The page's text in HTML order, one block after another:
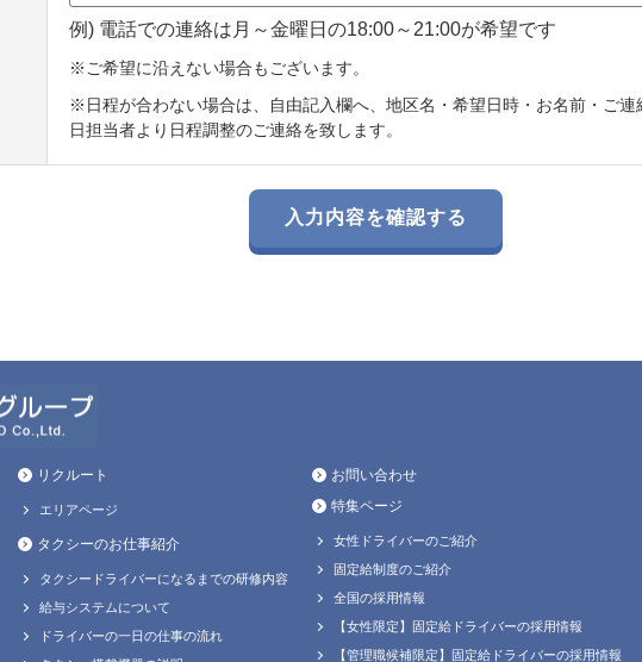
例) 電話での連絡は月～金曜日の18:00～21:00が希望です
※ご希望に沿えない場合もございます。
※日程が合わない場合は、自由記入欄へ、地区名・希望日時・お名前・ご
日担当者より日程調整のご連絡を致します。
リクルート
エリアページ
タクシーのお仕事紹介
タクシードライバーになるまでの研修内容
給与システムについて
ドライバーの一日の仕事の流れ
お問い合わせ
特集ページ
女性ドライバーのご紹介
固定給制度のご紹介
全国の採用情報
【女性限定】固定給ドライバーの採用情報
【管理職候補限定】固定給ドライバーの採用情報